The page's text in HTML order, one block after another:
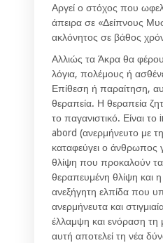
Αργεί ο στόχος που
άπειρα σε «Δείπνους
ακλόνητος σε βάθος
Αλλιώς τα Άκρα θα
λόγια, πολέμους ή
Επίθεση ή παραίτηση,
θεραπεία. Η θεραπεία
το παγανιστικό. Είναι
abord (ανερμήνευτο με
καταφεύγει ο άνθρωπος
θλίψη που προκαλούν
θεραπευμένη θλίψη και
ανεξήγητη ελπίδα που
ανερμήνευτα και
έλλαμψη και ενόραση τη
αυτή αποτελεί τη νέα